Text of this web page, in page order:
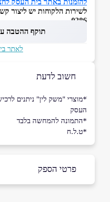
להזמנות באתר בית העסק
0386
תוקף ההטבה עד -
לאתר
חשוב לדעת
ׂ*מוצרי "משק לין" ניתנים
העסק
*התמונה להמחשה בלבד
*ט.ל.ח
פרטי הספק